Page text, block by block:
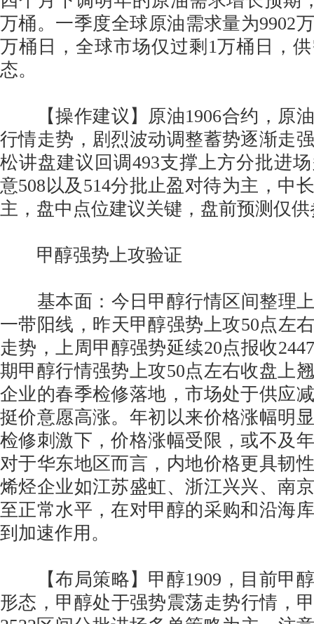
万桶。一季度全球原油需求量为9902
万桶日，全球市场仅过剩1万桶日，
态。
【操作建议】原油1906合约，原
行情走势，剧烈波动调整蓄势逐渐走
松讲盘建议回调493支撑上方分批进
意508以及514分批止盈对待为主，中
主，盘中点位建议关键，盘前预测仅
甲醇强势上攻验证
基本面：今日甲醇行情区间整理上
一带阳线，昨天甲醇强势上攻50点左
走势，上周甲醇强势延续20点报收
期甲醇行情强势上攻50点左右收盘上
企业的春季检修落地，市场处于供应
挺价意愿高涨。年初以来价格涨幅明
检修刺激下，价格涨幅受限，或不及
对于华东地区而言，内地价格更具韧
烯烃企业如江苏盛虹、浙江兴兴、南
至正常水平，在对甲醇的采购和沿海
到加速作用。
【布局策略】甲醇1909，目前甲
形态，甲醇处于强势震荡走势行情，